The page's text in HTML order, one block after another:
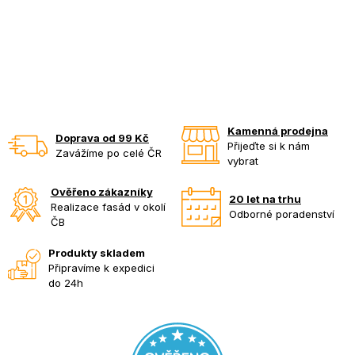
Doprava od 99 Kč
Zavážíme po celé ČR
Kamenná prodejna
Přijeďte si k nám
vybrat
Ověřeno zákazníky
Realizace fasád v okolí
ČB
20 let na trhu
Odborné poradenství
Produkty skladem
Připravíme k expedici
do 24h